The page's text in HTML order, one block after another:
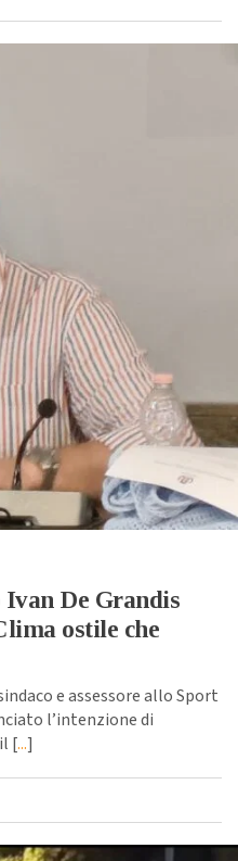
De Grandis
ostile che
e assessore allo Sport
l’intenzione di
[...]